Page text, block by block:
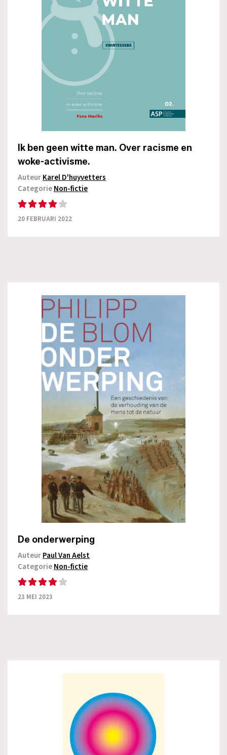
Ik ben geen witte man. Over racisme en
woke-activisme.
AuteurKarel D'huyvetters
CategorieNon-fictie
20 FEBRUARI 2022
De onderwerping
AuteurPaul Van Aelst
CategorieNon-fictie
23 MEI 2023